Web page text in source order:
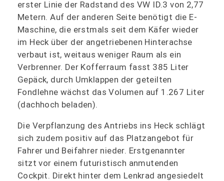
erster Linie der Radstand des VW ID.3 von 2,77
Metern. Auf der anderen Seite benötigt die E-
Maschine, die erstmals seit dem Käfer wieder
im Heck über der angetriebenen Hinterachse
verbaut ist, weitaus weniger Raum als ein
Verbrenner. Der Kofferraum fasst 385 Liter
Gepäck, durch Umklappen der geteilten
Fondlehne wächst das Volumen auf 1.267 Liter
(dachhoch beladen).
Die Verpflanzung des Antriebs ins Heck schlägt
sich zudem positiv auf das Platzangebot für
Fahrer und Beifahrer nieder. Erstgenannter
sitzt vor einem futuristisch anmutenden
Cockpit. Direkt hinter dem Lenkrad angesiedelt